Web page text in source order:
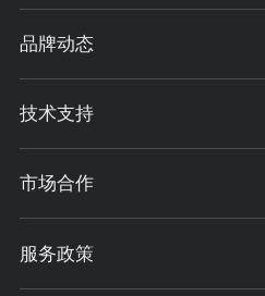
品牌动态
技术支持
市场合作
服务政策